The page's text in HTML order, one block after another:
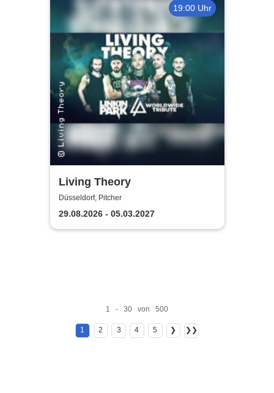
19:00 Uhr
Living Theory
Düsseldorf, Pitcher
29.08.2026 - 05.03.2027
1 - 30 von 500
1 2 3 4 5 ❯ ❯❯